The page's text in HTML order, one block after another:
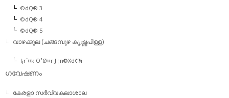
©dQ® 3
©dQ® 4
©dQ® 5
വാഴക്കുല (ചങ്ങമ്പുഴ കൃഷ്ണപിള്ള)
l¡r´¤k O¹Ø¤r J¦n®Xd¢¾
ഗവേഷണം
കേരളാ സര്‍വ്വകലാശാല